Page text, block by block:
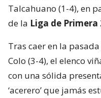
Talcahuano (1-4), en
de la Liga de Primera
Tras caer en la
Colo (3-4), el elenco
con una sólida
‘acerero’ que jamás